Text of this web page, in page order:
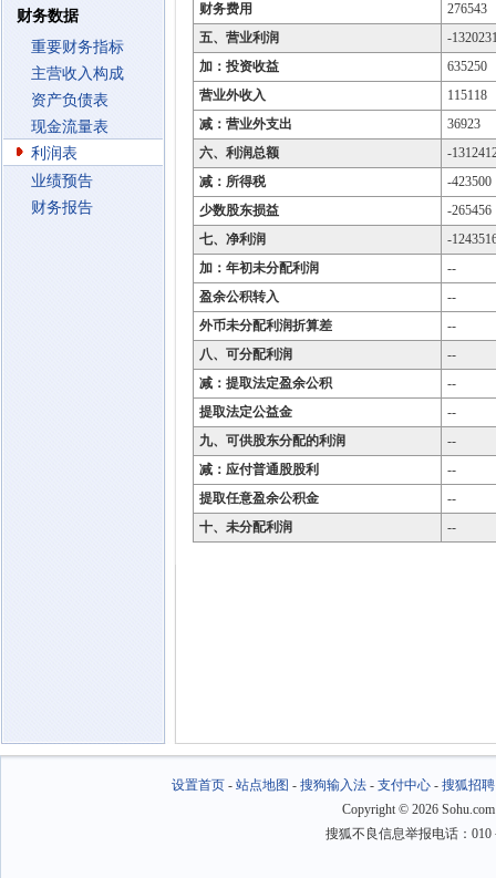
财务数据
重要财务指标
主营收入构成
资产负债表
现金流量表
利润表
业绩预告
财务报告
财务费用
276543
五、营业利润
-
加：投资收益
635250
营业外收入
115118
减：营业外支出
36923
六、利润总额
-
减：所得税
-423500
少数股东损益
-265456
七、净利润
-
加：年初未分配利润
--
盈余公积转入
--
外币未分配利润折算差
--
八、可分配利润
--
减：提取法定盈余公积
--
提取法定公益金
--
九、可供股东分配的利润
--
减：应付普通股股利
--
提取任意盈余公积金
--
十、未分配利润
--
设置首页- 站点地图 - 搜狗输入法- 支付中心- 搜狐招聘
Copyright © 2026
搜狐不良信息举报电话：010